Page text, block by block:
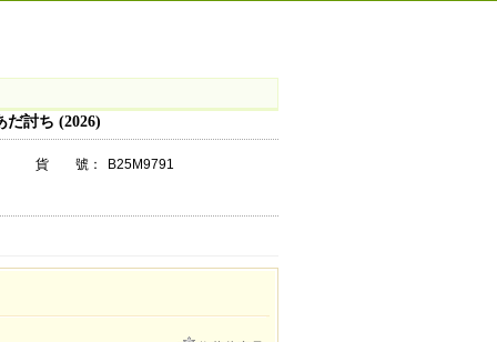
だ討ち (2026)
貨 號：
B25M9791